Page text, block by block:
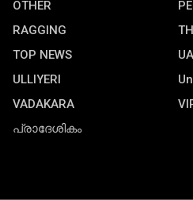
OTHER
RAGGING
TOP NEWS
ULLIYERI
VADAKARA
പ്രാദേശികം